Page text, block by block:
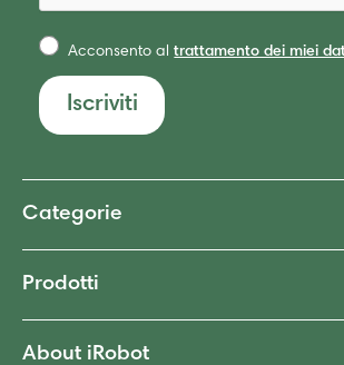
Acconsento altrattamento dei miei
Iscriviti
Categorie
Prodotti
About iRobot